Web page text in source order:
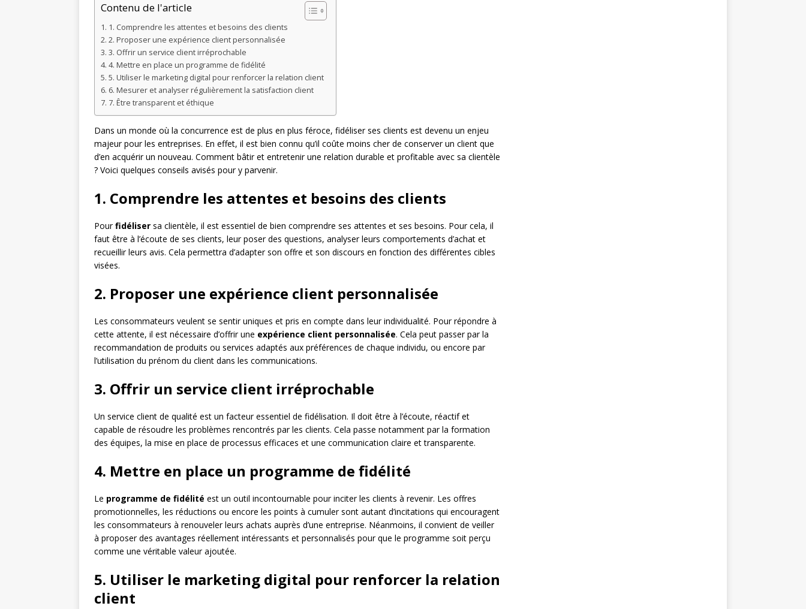
Contenu de l'article
1. Comprendre les attentes et besoins des clients
2. Proposer une expérience client personnalisée
3. Offrir un service client irréprochable
4. Mettre en place un programme de fidélité
5. Utiliser le marketing digital pour renforcer la relation client
6. Mesurer et analyser régulièrement la satisfaction client
7. Être transparent et éthique
Dans un monde où la concurrence est de plus en plus féroce, fidéliser ses clients est devenu un enjeu
majeur pour les entreprises. En effet, il est bien connu qu’il coûte moins cher de conserver un client que
d’en acquérir un nouveau. Comment bâtir et entretenir une relation durable et profitable avec sa clientèle
? Voici quelques conseils avisés pour y parvenir.
1. Comprendre les attentes et besoins des clients
Pourfidéliser sa clientèle, il est essentiel de bien comprendre ses attentes et ses besoins. Pour cela, il
faut être à l’écoute de ses clients, leur poser des questions, analyser leurs comportements d’achat et
recueillir leurs avis. Cela permettra d’adapter son offre et son discours en fonction des différentes cibles
visées.
2. Proposer une expérience client personnalisée
Les consommateurs veulent se sentir uniques et pris en compte dans leur individualité. Pour répondre à
cette attente, il est nécessaire d’offrir une expérience client personnalisée. Cela peut passer par la
recommandation de produits ou services adaptés aux préférences de chaque individu, ou encore par
l’utilisation du prénom du client dans les communications.
3. Offrir un service client irréprochable
Un service client de qualité est un facteur essentiel de fidélisation. Il doit être à l’écoute, réactif et
capable de résoudre les problèmes rencontrés par les clients. Cela passe notamment par la formation
des équipes, la mise en place de processus efficaces et une communication claire et transparente.
4. Mettre en place un programme de fidélité
Le programme de fidélité est un outil incontournable pour inciter les clients à revenir. Les offres
promotionnelles, les réductions ou encore les points à cumuler sont autant d’incitations qui encouragent
les consommateurs à renouveler leurs achats auprès d’une entreprise. Néanmoins, il convient de veiller
à proposer des avantages réellement intéressants et personnalisés pour que le programme soit perçu
comme une véritable valeur ajoutée.
5. Utiliser le marketing digital pour renforcer la relation
client